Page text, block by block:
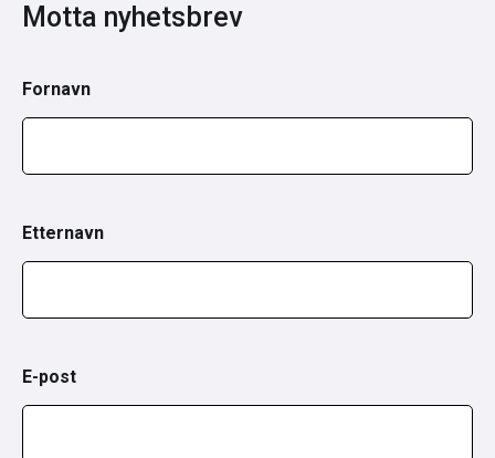
Motta nyhetsbrev
Fornavn
Etternavn
E-post